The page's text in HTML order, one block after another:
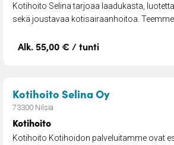
Kotihoito Selina tarjoaa laadukasta,
sekä joustavaa kotisairaanhoitoa.
Alk. 55,00 € / tunti
Kotihoito Selina Oy– Kotihoito
73300 Nilsiä
Kotihoito
Kotihoito Kotihoidon palveluitamme ovat